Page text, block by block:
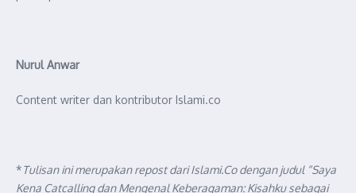
Nurul Anwar
Content writer dan kontributor Islami.co
*Tulisan ini merupakan repost dari Islami.Co dengan judul “Saya
Kena Catcalling dan Mengenal Keberagaman: Kisahku sebagai